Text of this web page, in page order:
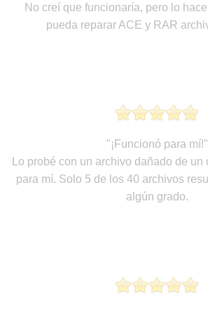
No creí que funcionaría, pero lo
pueda reparar ACE y RAR
"¡Funcionó para mí!"
Lo probé con un archivo dañado de
para mí. Solo 5 de los 40 archivos
algún grado.